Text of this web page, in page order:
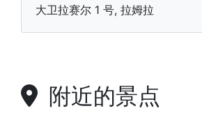
大卫拉赛尔 1 号, 拉姆拉
附近的景点